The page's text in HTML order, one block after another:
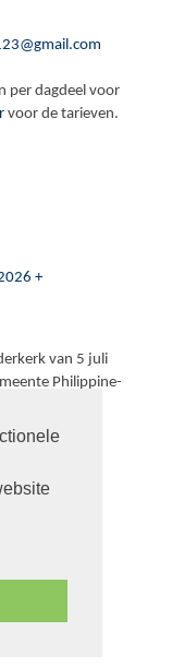
per dagdeel voor
voor de tarieven.
+
van 5 juli
Philippine-